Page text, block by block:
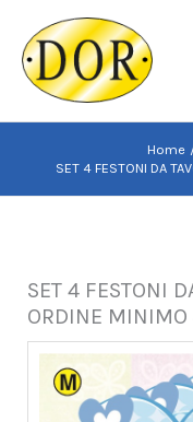
contenuto
Home
SET 4 FESTONI DA
SET 4 FESTONI
ORDINE MINIMO